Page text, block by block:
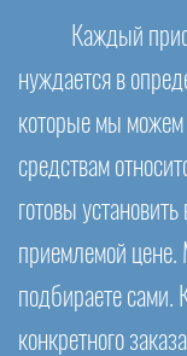
Каждый
нуждается в
которые мы
средствам
готовы
приемлемой
подбираете сами.
конкретного